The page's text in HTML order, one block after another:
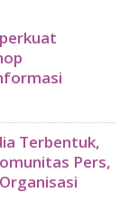
Terbentuk,
Pers,